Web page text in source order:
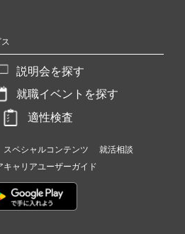
説明会を探す
就職イベントを探す
適性検査
スペシャルコンテンツ
就活相談
キャリアユーザーガイド